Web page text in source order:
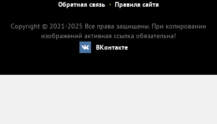
Обратная связь Правила сайта
Copyright © 2021-2025 Все права защищены. При копировании
изображений активная ссылка обязательна!
ВКонтакте